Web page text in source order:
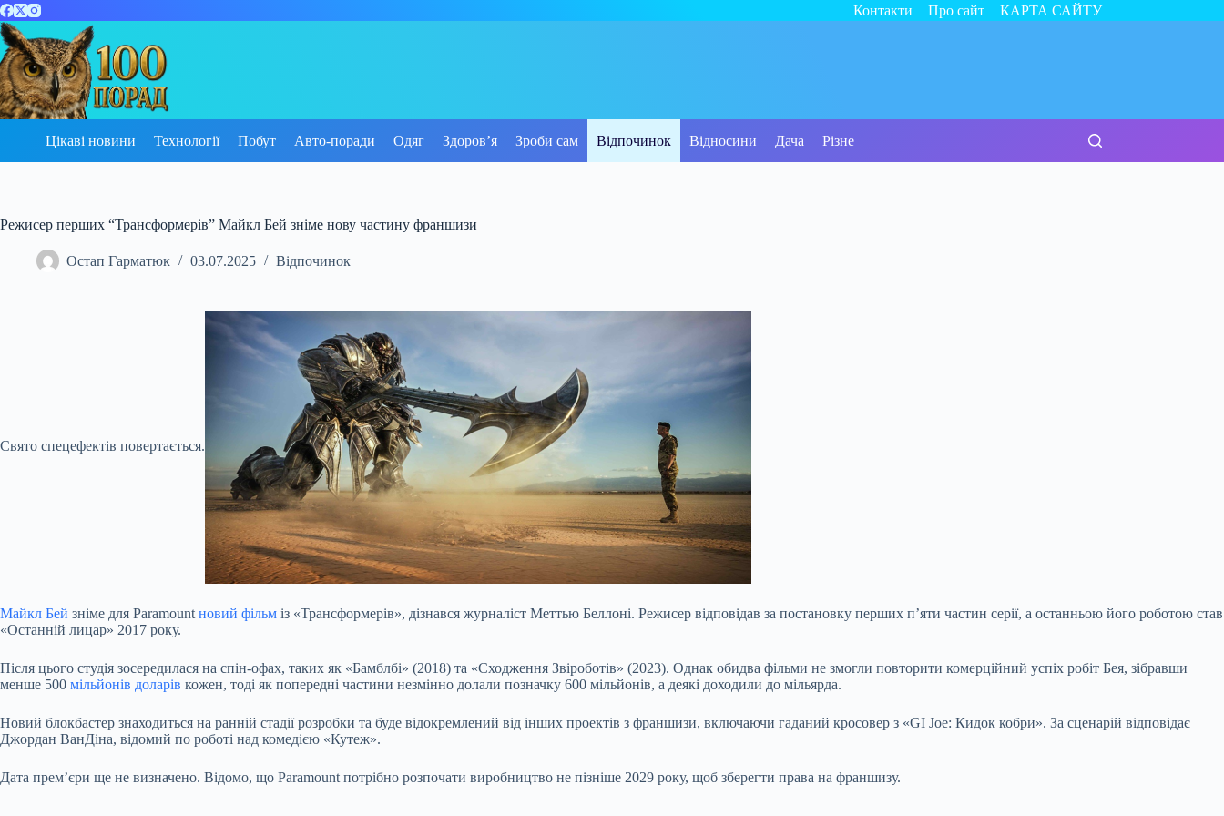
Перейти
до
вмісту
Контакти Про сайт КАРТА САЙТУ
Цікаві новини Технології Побут Авто-поради Одяг Здоров’я Зроби сам Відпочинок Відносини Дача Різне
Режисер перших “Трансформерів” Майкл Бей зніме нову частину франшизи
Остап Гарматюк 03.07.2025 Відпочинок
Свято спецефектів повертається.
Майкл Бей зніме для Paramount новий фільм із «Трансформерів», дізнався журналіст Меттью Беллоні. Режисер відповідав за постановку перших п’яти частин серії, а останньою його роботою став
«Останній лицар» 2017 року.
Після цього студія зосередилася на спін-офах, таких як «Бамблбі» (2018) та «Сходження Звіроботів» (2023). Однак обидва фільми не змогли повторити комерційний успіх робіт Бея, зібравши
менше 500 мільйонів доларів кожен, тоді як попередні частини незмінно долали позначку 600 мільйонів, а деякі доходили до мільярда.
Новий блокбастер знаходиться на ранній стадії розробки та буде відокремлений від інших проектів з франшизи, включаючи гаданий кросовер з «GI Joe: Кидок кобри». За сценарій відповідає
Джордан ВанДіна, відомий по роботі над комедією «Кутеж».
Дата прем’єри ще не визначено. Відомо, що Paramount потрібно розпочати виробництво не пізніше 2029 року, щоб зберегти права на франшизу.